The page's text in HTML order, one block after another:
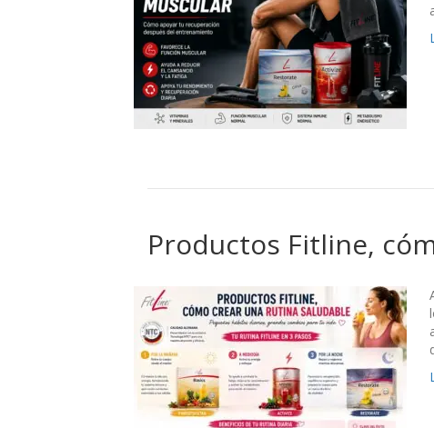
Productos Fitline,